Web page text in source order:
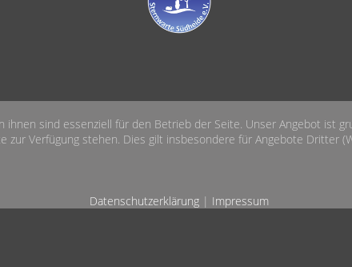
sind essenziell für den Betrieb der Seite. Unser Angebot ist
Verfügung stehen. Dies gilt insbesondere für Angebote Dritter
Datenschutzerklärung | Impressum